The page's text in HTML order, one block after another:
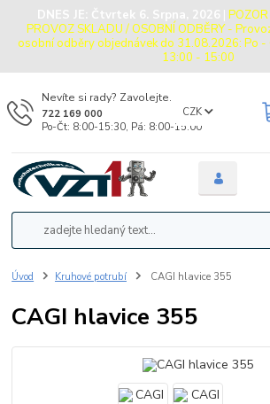
DNES JE: Čtvrtek 6. Srpna, 2026 |
PROVOZ SKLADU / OSOBNÍ ODBĚRY -
osobní odběry objednávek do 31.08.2026: Po -
13:00 - 15:00
CZK
Nevíte si rady? Zavolejte.
722 169 000
Po-Čt: 8:00-15:30, Pá: 8:00-15:00
Úvod Kruhové potrubí CAGI hlavice 355
CAGI hlavice 355